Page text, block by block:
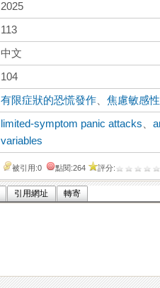
2025
113
中文
104
有限症狀的恐慌發作 、焦慮敏感性
limited-symptom panic attacks 、
variables
被引用:0 點閱:264 評分:
引用網址 轉寄